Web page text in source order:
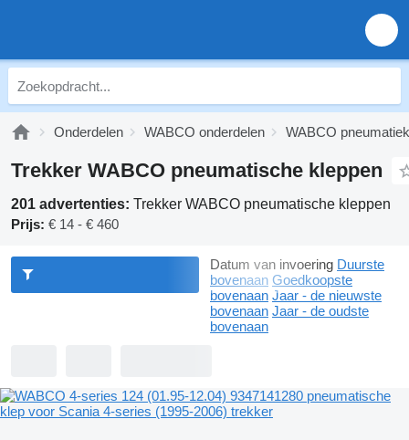
Onderdelen WABCO onderdelen WABCO pneumatiek
Trekker WABCO pneumatische kleppen
201 advertenties: Trekker WABCO pneumatische kleppen
Prijs: € 14 - € 460
Datum van invoering Duurste
bovenaan Goedkoopste
bovenaan Jaar - de nieuwste
bovenaan Jaar - de oudste
bovenaan